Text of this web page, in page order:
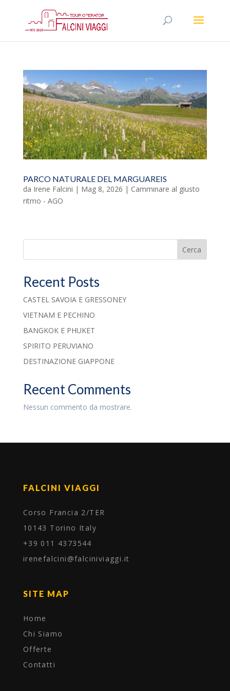
PARCO NATURALE DEL MARGUAREIS
da Irene Falcini | Mag 8, 2026 | Camminare al giusto
ritmo - AGO
Cerca
Recent Posts
CASTEL SAVOIA E GRESSONEY
VIETNAM E PECHINO
BANGKOK E PHUKET
SPIRITO PERUVIANO
DESTINAZIONE GIAPPONE
Recent Comments
Nessun commento da mostrare.
FALCINI VIAGGI
Corso Francia 2/TER
10143 Torino Italy
+39 011 4373544
irenefalcini@falciniviaggi.it
SITE MAP
Home
Chi Siamo
Offerte
Contatti